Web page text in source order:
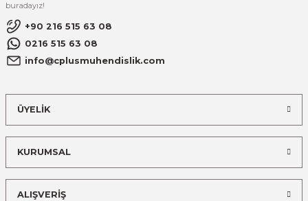
buradayız!
+90 216 515 63 08
0216 515 63 08
info@cplusmuhendislik.com
ÜYELİK
KURUMSAL
ALIŞVERİŞ